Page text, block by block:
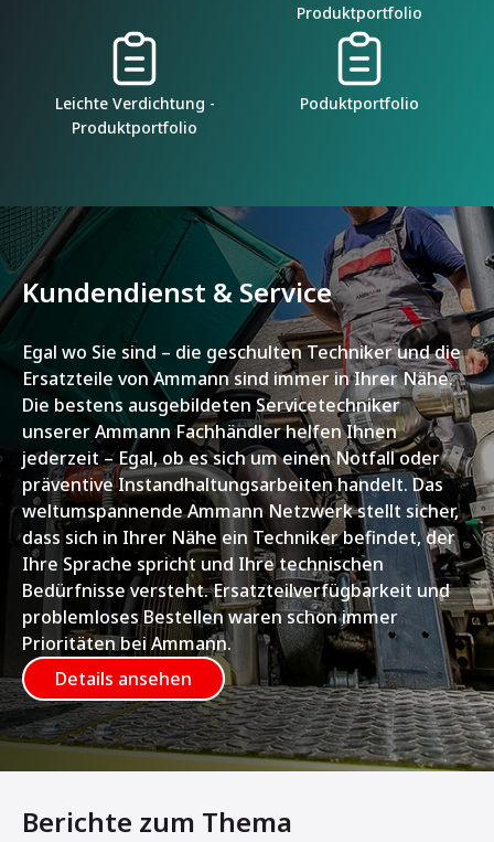
Produktportfolio
Leichte Verdichtung -
Produktportfolio
Poduktportfolio
Kundendienst & Service
Egal wo Sie sind – die geschulten Techniker und die
Ersatzteile von Ammann sind immer in Ihrer Nähe.
Die bestens ausgebildeten Servicetechniker
unserer Ammann Fachhändler helfen Ihnen
jederzeit – Egal, ob es sich um einen Notfall oder
präventive Instandhaltungsarbeiten handelt. Das
weltumspannende Ammann Netzwerk stellt sicher,
dass sich in Ihrer Nähe ein Techniker befindet, der
Ihre Sprache spricht und Ihre technischen
Bedürfnisse versteht. Ersatzteilverfügbarkeit und
problemloses Bestellen waren schon immer
Prioritäten bei Ammann.
Details ansehen
Berichte zum Thema